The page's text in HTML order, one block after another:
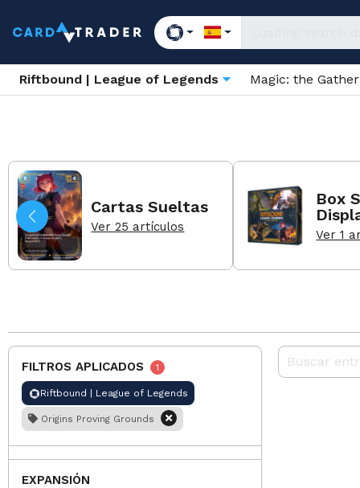
Riftbound | League of Legends Magic: the
Cartas Sueltas
Ver 25 artículos
Box
Ver 1
FILTROS APLICADOS 1
Riftbound | League of Legends
Origins Proving Grounds
EXPANSIÓN